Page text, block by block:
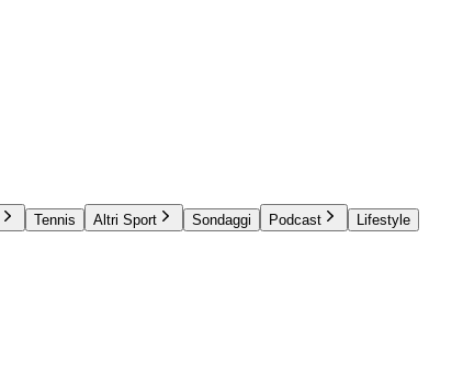
Tennis Altri Sport Sondaggi Podcast
Lifestyle